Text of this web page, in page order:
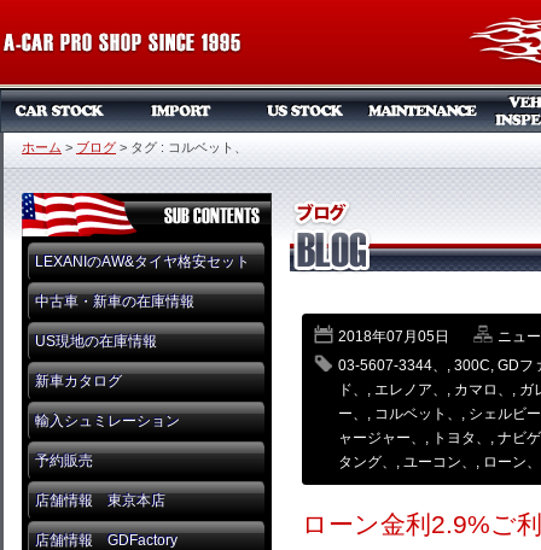
ホーム > ブログ > タグ : コルベット、
LEXANIのAW&タイヤ格安セット
中古車・新車の在庫情報
US現地の在庫情報
新車カタログ
輸入シュミレーション
予約販売
店舗情報 東京本店
店舗情報 GDFactory
2018年07月05日
ニュ
03-5607-3344、 , 300C, GDフ
ド、 , エレノア、 , カマロ、 , ガ
ー、 , コルベット、 , シェルビ
ャージャー、 , トヨタ、 , ナビ
タング、 , ユーコン、 , ローン、
ローン金利2.9%ご